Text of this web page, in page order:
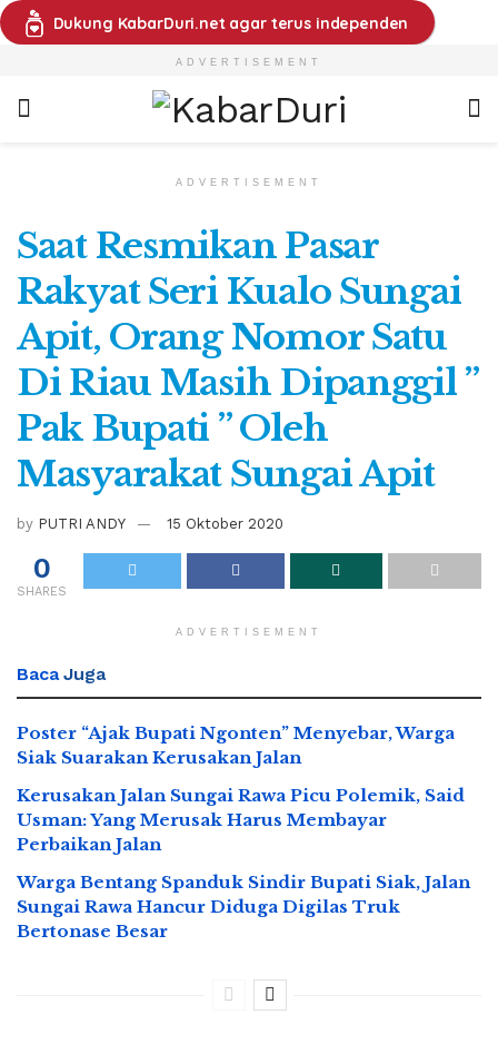
Dukung KabarDuri.net agar terus independen
ADVERTISEMENT
ADVERTISEMENT
Saat Resmikan Pasar
Rakyat Seri Kualo Sungai
Apit, Orang Nomor Satu
Di Riau Masih Dipanggil ”
Pak Bupati ” Oleh
Masyarakat Sungai Apit
by PUTRI ANDY 15 Oktober 2020
0
SHARES
ADVERTISEMENT
Baca Juga
Poster “Ajak Bupati Ngonten” Menyebar, Warga
Siak Suarakan Kerusakan Jalan
Kerusakan Jalan Sungai Rawa Picu Polemik, Said
Usman: Yang Merusak Harus Membayar
Perbaikan Jalan
Warga Bentang Spanduk Sindir Bupati Siak, Jalan
Sungai Rawa Hancur Diduga Digilas Truk
Bertonase Besar